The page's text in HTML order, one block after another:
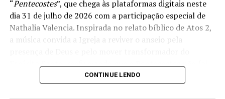
“Pentecostes”, que chega às plataformas digitais neste
dia 31 de julho de 2026 com a participação especial de
Nathalia Valencia. Inspirada no relato bíblico de Atos 2,
a música convida a Igreja a reviver o anseio pela
apenas um acontecimento histórico, mas uma realidade
CONTINUE LENDO